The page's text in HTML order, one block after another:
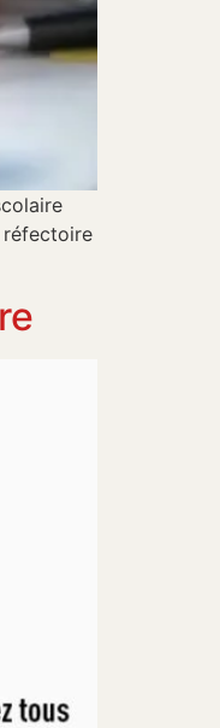
réfectoire